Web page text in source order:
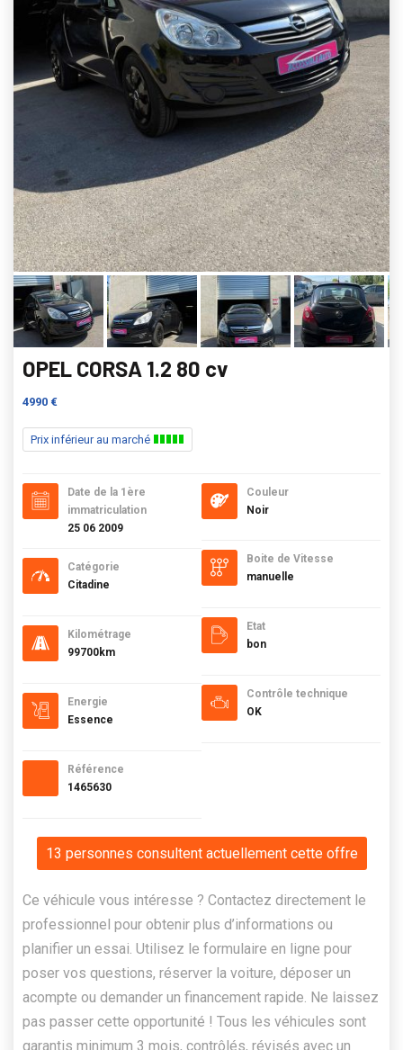
OPEL CORSA 1.2 80 cv
4990 €
Prix inférieur au marché
Date de la 1ère
immatriculation
25 06 2009
Catégorie
Citadine
Kilométrage
99700km
Energie
Essence
Référence
1465630
Couleur
Noir
Boite de Vitesse
manuelle
Etat
bon
Contrôle technique
OK
13 personnes consultent actuellement cette offre
Ce véhicule vous intéresse ? Contactez directement le
professionnel pour obtenir plus d’informations ou
planifier un essai. Utilisez le formulaire en ligne pour
poser vos questions, réserver la voiture, déposer un
acompte ou demander un financement rapide. Ne laissez
pas passer cette opportunité ! Tous les véhicules sont
garantis minimum 3 mois, contrôlés, révisés avec un